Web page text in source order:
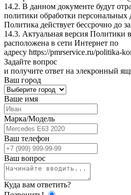
14.2. В данном документе будут
политики обработки
Политика действует бессрочно до
14.3. Актуальная версия Политики
расположена в сети Интернет по
адресу https://pmrservice.ru/politika-
Задайте вопрос
и получите ответ на элекронный
Ваш город
Ваше имя
Марка/Модель
Ваш телефон
Ваш вопрос
Куда вам ответить?